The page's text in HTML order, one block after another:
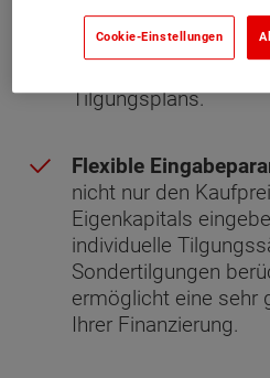
detaillierte
Gesamtkosten, des
Tilgungsplans.
Flexible
nicht nur den
Eigenkapitals
individuelle
Sondertilgungen
ermöglicht eine sehr
Ihrer Finanzierung.
Cookie-Einstellungen